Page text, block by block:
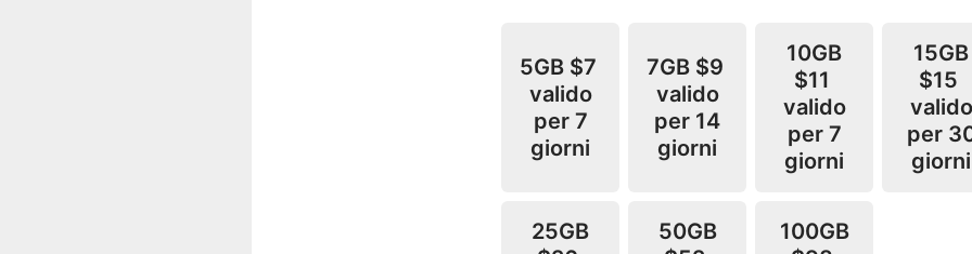
5GB $7
valido
per 7
giorni
7GB $9
valido
per 14
giorni
10GB
$11
valido
per 7
giorni
15GB
$15
valido
per
giorni
25GB
50GB
100GB